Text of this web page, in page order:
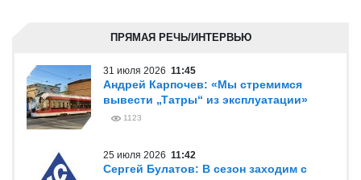
ПРЯМАЯ РЕЧЬ/ИНТЕРВЬЮ
31 июля 2026 11:45
Андрей Карпочев: «Мы стремимся
вывести „Татры“ из эксплуатации»
1123
25 июля 2026 11:42
Сергей Булатов: В сезон заходим с